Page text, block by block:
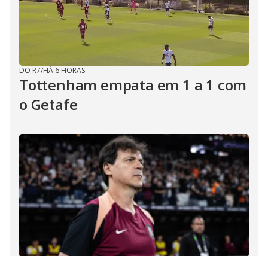
DO R7/HÁ 6 HORAS
Tottenham empata em 1 a 1 com
o Getafe